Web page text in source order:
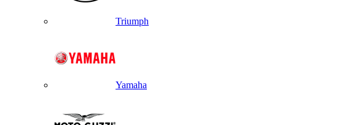
Triumph
Yamaha